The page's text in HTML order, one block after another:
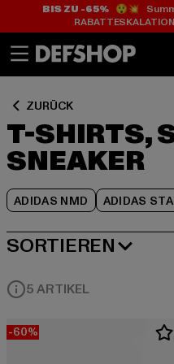
BIS ZU -65%😲💥
ZURÜCK
T-SHIRTS,
SNEAKER
ADIDAS NMD ADIDAS
SORTIEREN
HÖCHSTE
5 ARTIKEL
-60%